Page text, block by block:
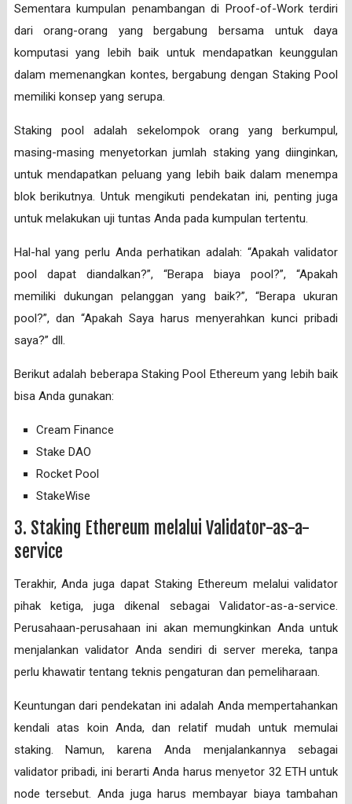
Sementara kumpulan penambangan di Proof-of-Work terdiri
dari orang-orang yang bergabung bersama untuk daya
komputasi yang lebih baik untuk mendapatkan keunggulan
dalam memenangkan kontes, bergabung dengan Staking Pool
memiliki konsep yang serupa.
Staking pool adalah sekelompok orang yang berkumpul,
masing-masing menyetorkan jumlah staking yang diinginkan,
untuk mendapatkan peluang yang lebih baik dalam menempa
blok berikutnya. Untuk mengikuti pendekatan ini, penting juga
untuk melakukan uji tuntas Anda pada kumpulan tertentu.
Hal-hal yang perlu Anda perhatikan adalah: “Apakah validator
pool dapat diandalkan?”, “Berapa biaya pool?”, “Apakah
memiliki dukungan pelanggan yang baik?”, “Berapa ukuran
pool?”, dan “Apakah Saya harus menyerahkan kunci pribadi
saya?” dll.
Berikut adalah beberapa Staking Pool Ethereum yang lebih baik
bisa Anda gunakan:
Cream Finance
Stake DAO
Rocket Pool
StakeWise
3. Staking Ethereum melalui Validator-as-a-
service
Terakhir, Anda juga dapat Staking Ethereum melalui validator
pihak ketiga, juga dikenal sebagai Validator-as-a-service.
Perusahaan-perusahaan ini akan memungkinkan Anda untuk
menjalankan validator Anda sendiri di server mereka, tanpa
perlu khawatir tentang teknis pengaturan dan pemeliharaan.
Keuntungan dari pendekatan ini adalah Anda mempertahankan
kendali atas koin Anda, dan relatif mudah untuk memulai
staking. Namun, karena Anda menjalankannya sebagai
validator pribadi, ini berarti Anda harus menyetor 32 ETH untuk
node tersebut. Anda juga harus membayar biaya tambahan